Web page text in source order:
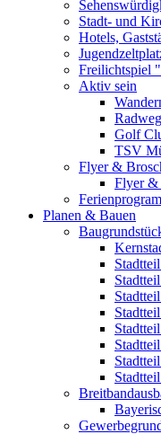
Stadt- und
Hotels,
Freilichtspiel
Aktiv sein
Golf
TSV
Flyer &
Flyer &
Planen & Bauen